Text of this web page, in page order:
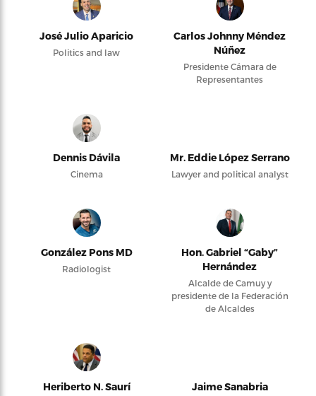
José Julio Aparicio
Politics and law
Carlos Johnny Méndez
Núñez
Presidente Cámara de
Representantes
Dennis Dávila
Cinema
Mr. Eddie López Serrano
Lawyer and political analyst
González Pons MD
Radiologist
Hon. Gabriel “Gaby”
Hernández
Alcalde de Camuy y
presidente de la Federación
de Alcaldes
Heriberto N. Saurí Jaime Sanabria